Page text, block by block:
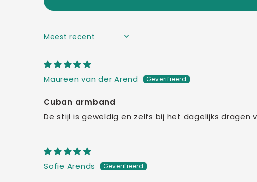
SORT BY
Maureen van der Arend
Cuban armband
De stijl is geweldig en zelfs bij het dagelijks
Sofie Arends